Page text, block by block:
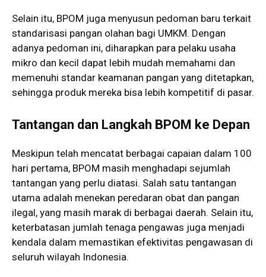
Selain itu, BPOM juga menyusun pedoman baru terkait
standarisasi pangan olahan bagi UMKM. Dengan
adanya pedoman ini, diharapkan para pelaku usaha
mikro dan kecil dapat lebih mudah memahami dan
memenuhi standar keamanan pangan yang ditetapkan,
sehingga produk mereka bisa lebih kompetitif di pasar.
Tantangan dan Langkah BPOM ke Depan
Meskipun telah mencatat berbagai capaian dalam 100
hari pertama, BPOM masih menghadapi sejumlah
tantangan yang perlu diatasi. Salah satu tantangan
utama adalah menekan peredaran obat dan pangan
ilegal, yang masih marak di berbagai daerah. Selain itu,
keterbatasan jumlah tenaga pengawas juga menjadi
kendala dalam memastikan efektivitas pengawasan di
seluruh wilayah Indonesia.